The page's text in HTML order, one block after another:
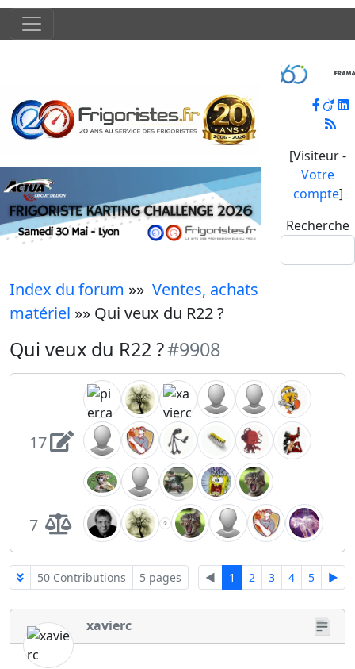
[Visiteur -
Votre
compte]
Recherche
Index du forum »» Ventes, achats
matériel »» Qui veux du R22 ?
Qui veux du R22 ?#9908
17
7
50 Contributions 5 pages ◄ 1 2 3 4 5 ►
xavierc